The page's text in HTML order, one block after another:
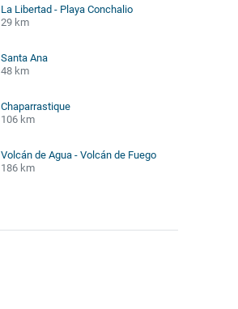
La Libertad - Playa Conchalio
29 km
Santa Ana
48 km
Chaparrastique
106 km
Volcán de Agua - Volcán de Fuego
186 km